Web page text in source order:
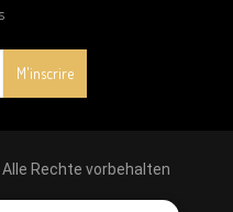
Rechte vorbehalten